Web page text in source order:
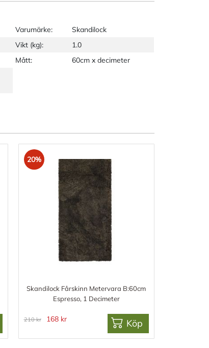
Varumärke:
Skandilock
Vikt (kg):
1.0
Mått:
60cm x decimeter
20%
Skandilock Fårskinn Metervara B:60cm
Espresso, 1 Decimeter
210 kr 168 kr Köp